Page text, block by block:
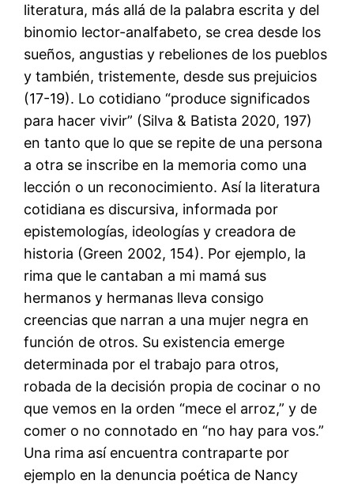
literatura, más allá de la palabra escrita y del
binomio lector-analfabeto, se crea desde los
sueños, angustias y rebeliones de los pueblos
y también, tristemente, desde sus prejuicios
(17-19). Lo cotidiano “produce significados
para hacer vivir” (Silva & Batista 2020, 197)
en tanto que lo que se repite de una persona
a otra se inscribe en la memoria como una
lección o un reconocimiento. Así la literatura
cotidiana es discursiva, informada por
epistemologías, ideologías y creadora de
historia (Green 2002, 154). Por ejemplo, la
rima que le cantaban a mi mamá sus
hermanos y hermanas lleva consigo
creencias que narran a una mujer negra en
función de otros. Su existencia emerge
determinada por el trabajo para otros,
robada de la decisión propia de cocinar o no
que vemos en la orden “mece el arroz,” y de
comer o no connotado en “no hay para vos.”
Una rima así encuentra contraparte por
ejemplo en la denuncia poética de Nancy